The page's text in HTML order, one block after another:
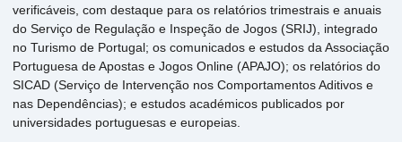
verificáveis, com destaque para os relatórios trimestrais e anuais
do Serviço de Regulação e Inspeção de Jogos (SRIJ), integrado
no Turismo de Portugal; os comunicados e estudos da Associação
Portuguesa de Apostas e Jogos Online (APAJO); os relatórios do
SICAD (Serviço de Intervenção nos Comportamentos Aditivos e
nas Dependências); e estudos académicos publicados por
universidades portuguesas e europeias.